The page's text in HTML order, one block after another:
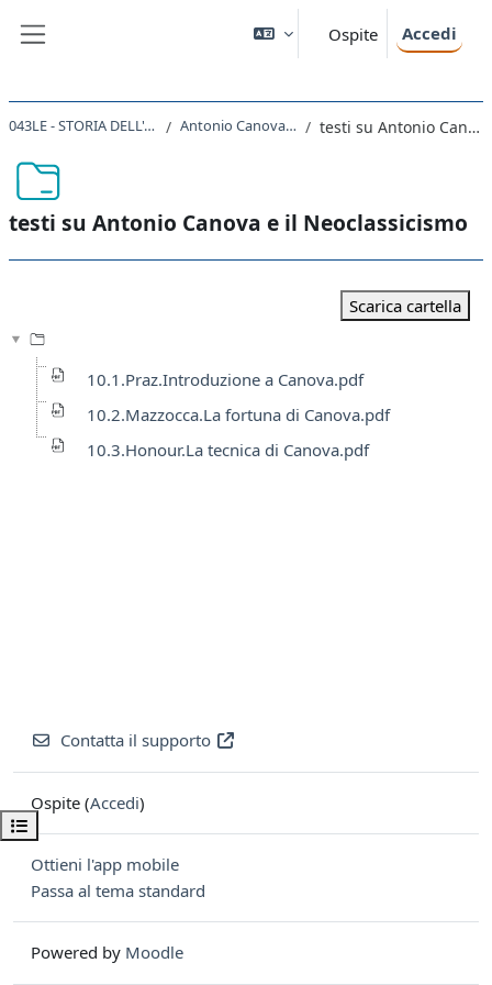
Ospite Accedi
Apri indice del corso
043LE - STORIA DELL'ARTE MODERNA 2020 Antonio Canova e il Neoclassicismo testi su Antonio Canova e il Neoclassicismo
testi su Antonio Canova e il Neoclassicismo
Scarica cartella
10.1.Praz.Introduzione a Canova.pdf
10.2.Mazzocca.La fortuna di Canova.pdf
10.3.Honour.La tecnica di Canova.pdf
Contatta il supporto
Ospite (Accedi)
Ottieni l'app mobile
Passa al tema standard
Powered by Moodle